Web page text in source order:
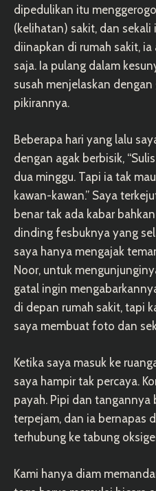
dipedulikan itu
(kelihatan) sakit, dan sekali
diinapkan di rumah sakit,
saja. Ia pulang dalam
susah menjelaskan
pikirannya.
Beberapa hari yang lalu
dengan agak berbisik,
dua minggu. Tapi ia tak
kawan-kawan.” Saya
benar tak ada kabar
dinding fesbuknya yang
saya hanya mengajak
Noor, untuk
gatal ingin
di depan rumah sakit, tapi
saya membuat foto dan
Ketika saya masuk ke
saya hampir tak percaya.
payah. Pipi dan tangannya
terpejam, dan ia bernapas
terhubung ke tabung
Kami hanya diam